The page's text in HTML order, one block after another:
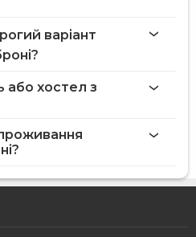
варіант
або хостел з
проживання